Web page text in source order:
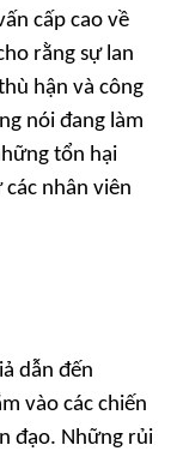
cấp cao về
rằng sự lan
hận và công
nói đang làm
tổn hại
nhân viên
dẫn đến
vào các chiến
đạo. Những rủi